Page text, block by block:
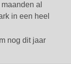
al
in een heel
nog dit jaar